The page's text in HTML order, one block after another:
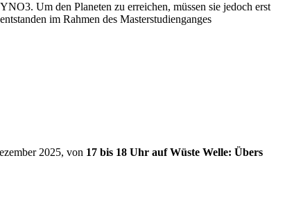
Um den Planeten zu erreichen, müssen sie jedoch erst
im Rahmen des Masterstudienganges
2025, von 17 bis 18 Uhr auf Wüste Welle: Übers